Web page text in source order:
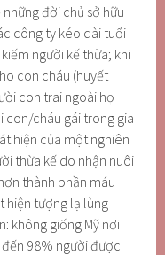
đời chủ sở hữu
công ty kéo dài tuổi
người kế thừa; khi
con cháu (huyết
con trai ngoài họ
con/cháu gái trong gia
hiện của một nghiên
thừa kế do nhận nuôi
thành phần máu
hiện tượng lạ lùng
không giống Mỹ nơi
98% người được